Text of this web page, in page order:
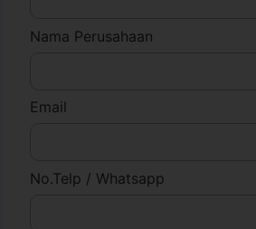
Nama Perusahaan
Email
No.Telp / Whatsapp